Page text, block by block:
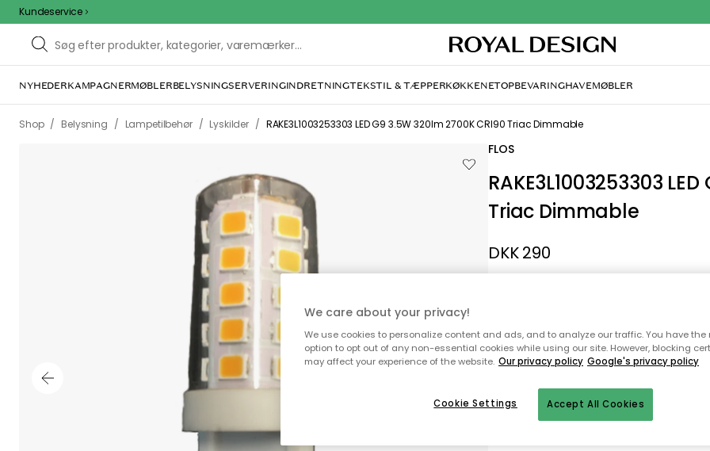
Kundeservice
NYHEDERKAMPAGNERMØBLERBELYSNINGSERVERINGINDRETNINGTEKSTIL & TÆPPERKØKKENETOPBEVARINGHAVEMØBLER
Shop / Belysning / Lampetilbehør / Lyskilder / RAKE3L1003253303 LED G9 3.5W 320lm 2700K CRI90 Triac Dimmable
FLOS
RAKE3L1003253303
Triac Dimmable
DKK 290
LED lyskilde fra Flos med 3,5 watt og
et varmt hvidt lys.
We care about your privacy!
We use cookies to personalize content and ads, and to analyze our traffic. You have
option to opt out of any non-essential cookies while using our site. However, blocking
may affect your experience of the website. Our privacy policy Google's privacy policy
Accept All Cookies
Cookie Settings